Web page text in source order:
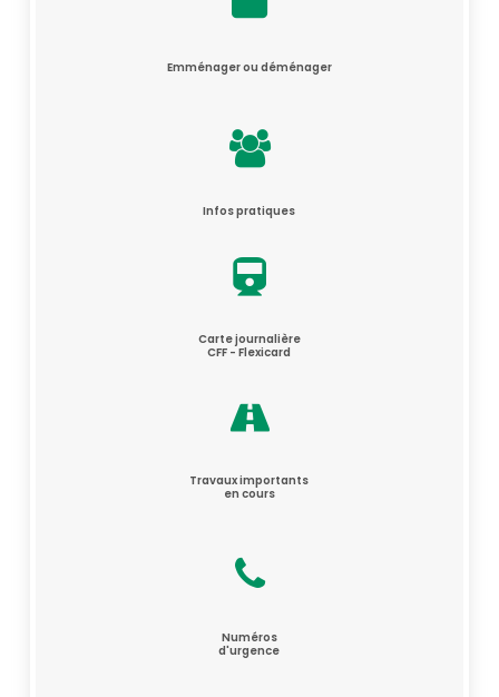
Emménager ou déménager
Infos pratiques
Carte journalière
CFF - Flexicard
Travaux importants
en cours
Numéros
d'urgence